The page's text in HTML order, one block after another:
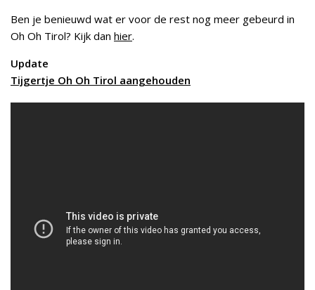
Ben je benieuwd wat er voor de rest nog meer gebeurd in
Oh Oh Tirol? Kijk dan hier.
Update
Tijgertje Oh Oh Tirol aangehouden